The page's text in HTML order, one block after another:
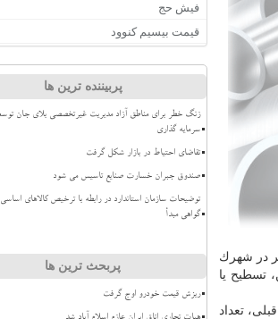
داشت: ۳۷ هزار واحد صنعتی مستقر در شهرك
تسطیح یا
۴۵ هزار واحد صنعتی فعال قبلی، تعداد
فیش حج
قیمت بیسیم کنوود
پربیننده ترین ها
زنگ خطر برای مناطق آزاد مدیریت غیرتخصصی بلای جان
سرمایه گذاری
تقاضای احتیاط در بازار شکل گرفت
صندوق جبران خسارت صنایع تاسیس می شود
توضیحات سازمان استاندارد در رابطه با ترخیص کالاهای اساسی
گواهی مبدأ
پربحث ترین ها
ریزش قیمت خودرو اوج گرفت